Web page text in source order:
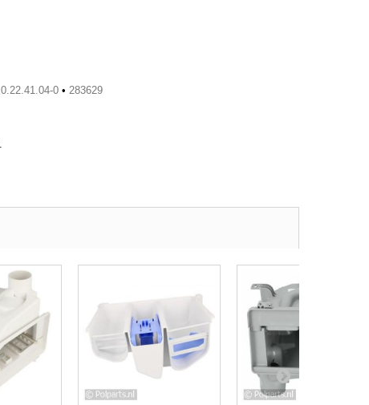
0.22.41.04-0 • 283629